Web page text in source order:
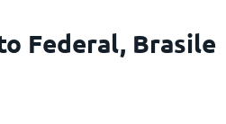
Federal, Brasile